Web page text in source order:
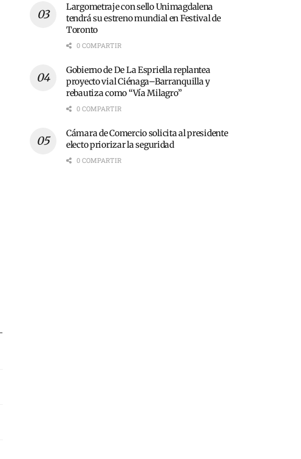
Largometraje con sello Unimagdalena
tendrá su estreno mundial en Festival de
Toronto
0 COMPARTIR
Gobierno de De La Espriella replantea
proyecto vial Ciénaga–Barranquilla y
rebautiza como “Vía Milagro”
0 COMPARTIR
Cámara de Comercio solicita al presidente
electo priorizar la seguridad
0 COMPARTIR